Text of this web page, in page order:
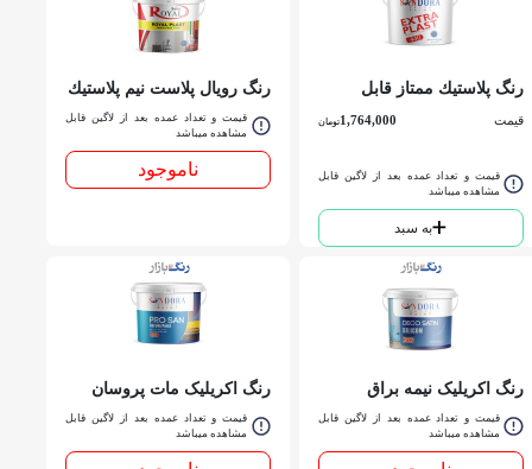
رنگ پلاستيك ممتاز قابل
شستشو ساندورا کد 440 گالن
قیمت 1,764,000تومان
قیمت و تعداد عمده بعد از لاگین قابل
مشاهده میباشد
به سبد
رنگ رويال پلاست نيم پلاستيك
درجه 2 مات جهت سقف
ساندورا کد 406 حلب
قیمت و تعداد عمده بعد از لاگین قابل
مشاهده میباشد
ناموجود
رنگ اکریلیک نیمه براق
دكوساتين سفيد 202 ساندورا
حلب
قیمت و تعداد عمده بعد از لاگین قابل
مشاهده میباشد
رنگ اکریلیک مات پروسان
سفيد 207 ساندورا گالنقیمت و تعداد عمده بعد از لاگین قابل
مشاهده میباشد